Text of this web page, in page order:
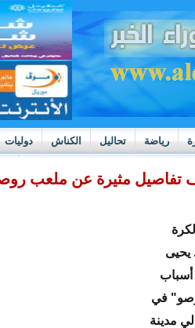
رياضة تحاليل الكناش دوليات
تفاصيل مثيرة عن ملعب
يحيى
في
مدينة